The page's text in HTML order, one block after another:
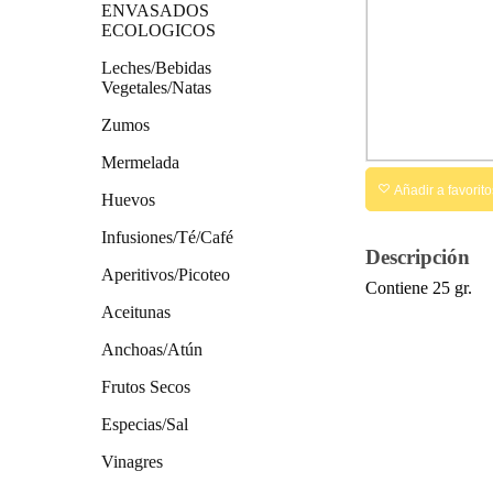
ENVASADOS
ECOLOGICOS
Leches/Bebidas
Vegetales/Natas
Zumos
Mermelada
Huevos
Infusiones/Té/Café
Aperitivos/Picoteo
Aceitunas
Anchoas/Atún
Frutos Secos
Especias/Sal
Vinagres
Añadir a
Descripción
Contiene 25 gr.